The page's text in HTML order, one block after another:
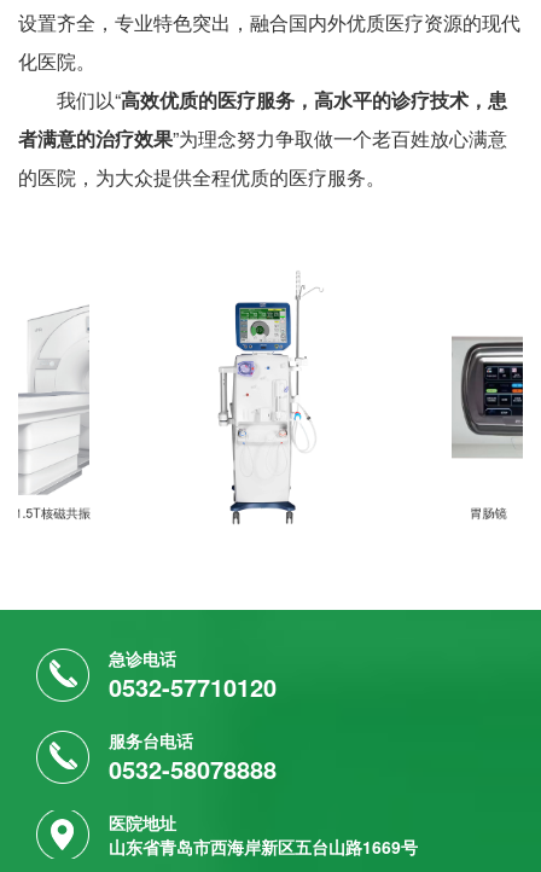
设置齐全，专业特色突出，融合国内外优质医疗资源的现代
化医院。
我们以“高效优质的医疗服务，高水平的诊疗技术，患
者满意的治疗效果”为理念努力争取做一个老百姓放心满意
的医院，为大众提供全程优质的医疗服务。
1.5T核磁共振 胃肠镜
急诊电话
0532-57710120
服务台电话
0532-58078888
医院地址
山东省青岛市西海岸新区五台山路1669号